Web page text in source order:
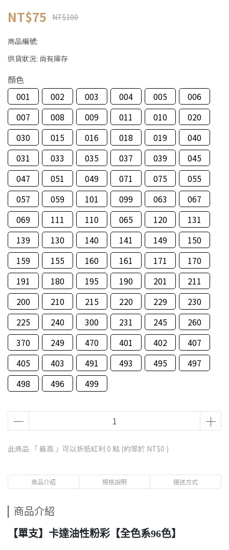
NT$75 NT$100
商品編號:
供貨狀況: 尚有庫存
顏色
001
002 003 004 005
006
007
008 009 011 010
020
030
015 016 018 019
040
031
033 035 037 039
045
047
051 049 071 075
055
057
059 101 099 063
067
069
111 110 065 120
131
139
130 140 141 149
150
159
155 160 161 171
170
191
180 195 190 201
211
200
210 215 220 229
230
225
240 300 231 245
260
370
249 470 401 402
407
405
403 491 493 495
497
498
496 499
此商品 「 最高 」可以折抵紅利 0 點 (約等於 NT$0 )
商品介紹 規格說明 運送方式
商品介紹
【單支】卡達油性粉彩【全色系96色】